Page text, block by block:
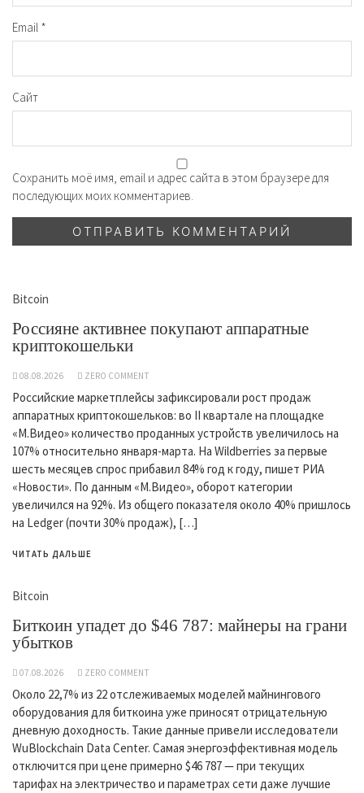
Email *
Сайт
Сохранить моё имя, email и адрес сайта в этом браузере для
последующих моих комментариев.
Bitcoin
Россияне активнее покупают аппаратные
криптокошельки
08.08.2026 ZERO COMMENT
Российские маркетплейсы зафиксировали рост продаж
аппаратных криптокошельков: во II квартале на площадке
«М.Видео» количество проданных устройств увеличилось на
107% относительно января-марта. На Wildberries за первые
шесть месяцев спрос прибавил 84% год к году, пишет РИА
«Новости». По данным «М.Видео», оборот категории
увеличился на 92%. Из общего показателя около 40% пришлось
на Ledger (почти 30% продаж), […]
ЧИТАТЬ ДАЛЬШЕ
Bitcoin
Биткоин упадет до $46 787: майнеры на грани
убытков
07.08.2026 ZERO COMMENT
Около 22,7% из 22 отслеживаемых моделей майнингового
оборудования для биткоина уже приносят отрицательную
дневную доходность. Такие данные привели исследователи
WuBlockchain Data Center. Самая энергоэффективная модель
отключится при цене примерно $46 787 — при текущих
тарифах на электричество и параметрах сети даже лучшие